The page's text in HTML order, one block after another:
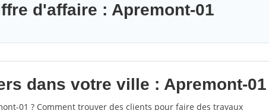
d'affaire : Apremont-01
dans votre ville : Apremont-01
01 ? Comment trouver des clients pour faire des travaux